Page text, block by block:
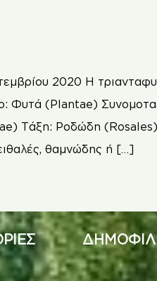
2020 Η
Φυτά (Plantae)
Τάξη: Ροδώδη (Rosales)
θαμνώδης ή […]